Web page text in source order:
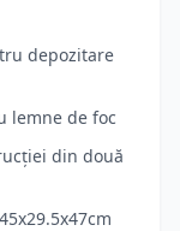
depozitare
lemne de foc
din două